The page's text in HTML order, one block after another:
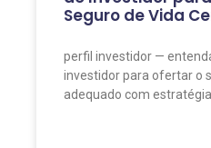
Seguro de Vida
perfil investidor —
investidor para ofertar o
adequado com